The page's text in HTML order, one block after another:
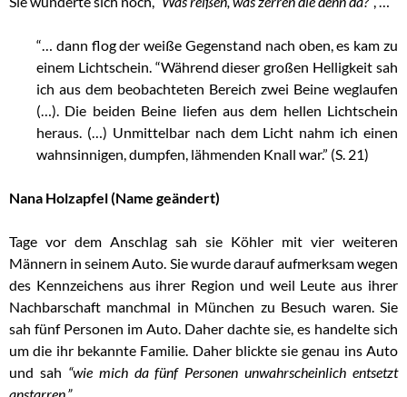
“… dann flog der weiße Gegenstand nach oben, es kam zu
einem Lichtschein. “Während dieser großen Helligkeit sah
ich aus dem beobachteten Bereich zwei Beine weglaufen
(…). Die beiden Beine liefen aus dem hellen Lichtschein
heraus. (…) Unmittelbar nach dem Licht nahm ich einen
wahnsinnigen, dumpfen, lähmenden Knall war.” (S. 21)
Nana Holzapfel (Name geändert)
Tage vor dem Anschlag sah sie Köhler mit vier weiteren
Männern in seinem Auto. Sie wurde darauf aufmerksam wegen
des Kennzeichens aus ihrer Region und weil Leute aus ihrer
Nachbarschaft manchmal in München zu Besuch waren. Sie
sah fünf Personen im Auto. Daher dachte sie, es handelte sich
um die ihr bekannte Familie. Daher blickte sie genau ins Auto
und sah “wie mich da fünf Personen unwahrscheinlich entsetzt